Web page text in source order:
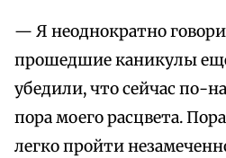
— Я неоднократно
прошедшие каникулы
убедили, что сейчас по-
пора моего расцвета.
легко пройти